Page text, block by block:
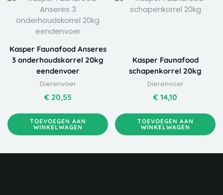
Kasper Faunafood Anseres
3 onderhoudskorrel 20kg
eendenvoer
Dierenvoer
€20,55
TOEVOEGEN AAN
WINKELWAGEN
Kasper Faunafood
schapenkorrel 20kg
Dierenvoer
€ 14,10
TOEVOEGEN AAN
WINKELWAGEN